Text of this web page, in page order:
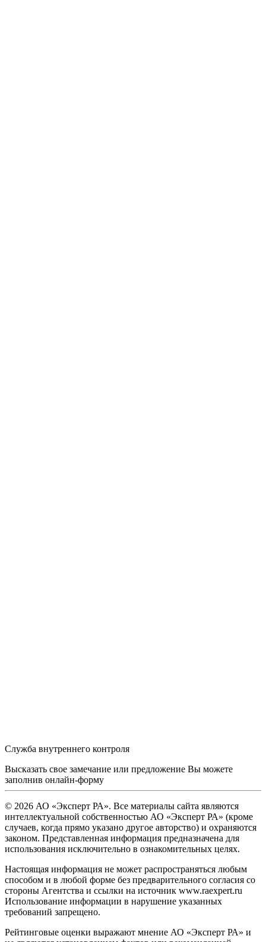
Служба внутреннего контроля
Высказать свое замечание или предложение Вы можете
заполнив онлайн-форму
© 2026 АО «Эксперт РА». Все материалы сайта являются
интеллектуальной собственностью АО «Эксперт РА» (кроме
случаев, когда прямо указано другое авторство) и охраняются
законом. Представленная информация предназначена для
использования исключительно в ознакомительных целях.
Настоящая информация не может распространяться любым
способом и в любой форме без предварительного согласия со
стороны Агентства и ссылки на источник www.raexpert.ru
Использование информации в нарушение указанных
требований запрещено.
Рейтинговые оценки выражают мнение АО «Эксперт РА» и